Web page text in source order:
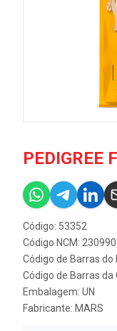
PEDIGREE
Código: 53352
Código NCM:
Código de Barras
Código de Barras
Embalagem: UN
Fabricante: MARS